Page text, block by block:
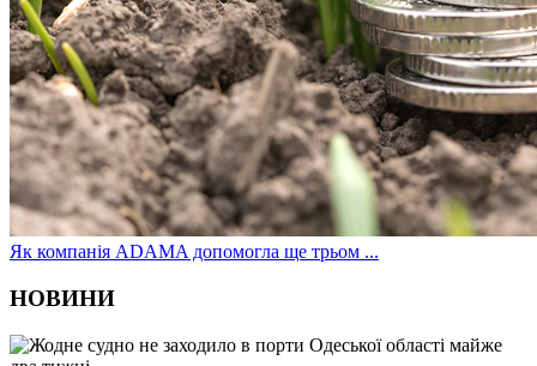
Як компанія ADAMA допомогла ще трьом ...
НОВИНИ